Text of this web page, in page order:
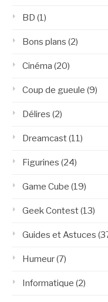
BD (1)
Bons plans (2)
Cinéma (20)
Coup de gueule (9)
Délires (2)
Dreamcast(11)
Figurines (24)
Game Cube (19)
Geek Contest(13)
Guides et Astuces
Humeur(7)
Informatique (2)